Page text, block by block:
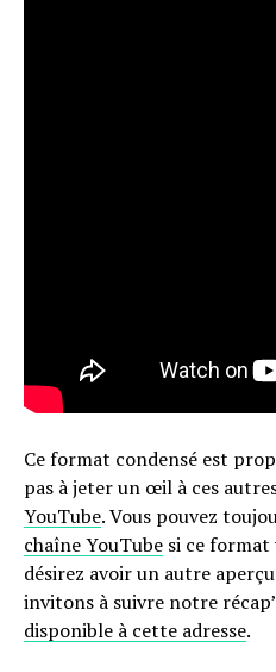
Ce format condensé est
pas à jeter un œil à ces
YouTube. Vous pouvez
chaîne YouTube si ce format
désirez avoir un autre
invitons à suivre notre
disponible à cette adresse.